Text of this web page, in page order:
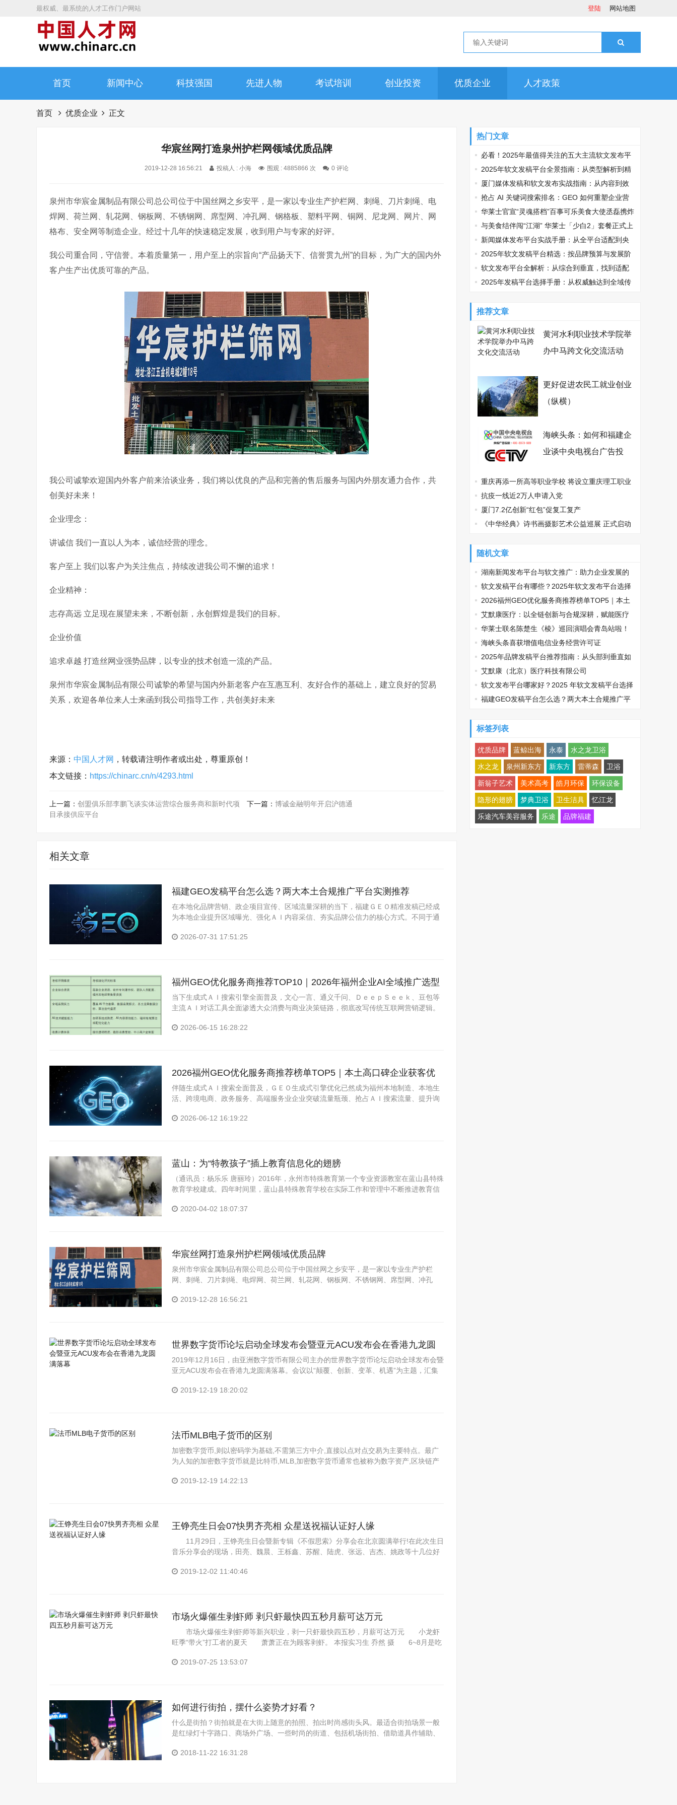
最权威、最系统的人才工作门户网站 登陆 网站地图
首页 新闻中心 科技强国 先进人物 考试培训 创业投资 优质企业 人才政策
首页 优质企业 正文
华宸丝网打造泉州护栏网领域优质品牌
2019-12-28 16:56:21 投稿人 : 小海 围观 : 4885866 次 0 评论
泉州市华宸金属制品有限公司总公司位于中国丝网之乡安平，是一家以专业生产护栏网、刺绳、刀片刺绳、电
焊网、荷兰网、轧花网、钢板网、不锈钢网、席型网、冲孔网、钢格板、塑料平网、铜网、尼龙网、网片、网
格布、安全网等制造企业。经过十几年的快速稳定发展，收到用户与专家的好评。
我公司重合同，守信誉。本着质量第一，用户至上的宗旨向“产品扬天下、信誉贯九州”的目标，为广大的国内外
客户生产出优质可靠的产品。
我公司诚挚欢迎国内外客户前来洽谈业务，我们将以优良的产品和完善的售后服务与国内外朋友通力合作，共
创美好未来！
企业理念：
讲诚信 我们一直以人为本，诚信经营的理念。
客户至上 我们以客户为关注焦点，持续改进我公司不懈的追求！
企业精神：
志存高远 立足现在展望未来，不断创新，永创辉煌是我们的目标。
企业价值
追求卓越 打造丝网业强势品牌，以专业的技术创造一流的产品。
泉州市华宸金属制品有限公司诚挚的希望与国内外新老客户在互惠互利、友好合作的基础上，建立良好的贸易
关系，欢迎各单位来人士来函到我公司指导工作，共创美好未来
来源： 中国人才网 ，转载请注明作者或出处，尊重原创！
本文链接： https://chinarc.cn/n/4293.html
上一篇： 创盟俱乐部李鹏飞谈实体运营综合服务商和新时代项
目承接供应平台
下一篇： 博诚金融明年开启沪德通
相关文章
福建GEO发稿平台怎么选？两大本土合规推广平台实测推荐
在本地化品牌营销、政企项目宣传、区域流量深耕的当下，福建ＧＥＯ精准发稿已经成
为本地企业提升区域曝光、强化ＡＩ内容采信、夯实品牌公信力的核心方式。不同于通
化，同时对内...
2026-07-31 17:51:25
福州GEO优化服务商推荐TOP10｜2026年福州企业AI全域推广选型
指南
当下生成式ＡＩ搜索引擎全面普及，文心一言、通义千问、ＤｅｅｐＳｅｅｋ、豆包等
主流ＡＩ对话工具全面渗透大众消费与商业决策链路，彻底改写传统互联网营销逻辑。
企业破局线上...
2026-06-15 16:28:22
2026福州GEO优化服务商推荐榜单TOP5｜本土高口碑企业获客优
选
伴随生成式ＡＩ搜索全面普及，ＧＥＯ生成式引擎优化已然成为福州本地制造、本地生
活、跨境电商、政务服务、高端服务业企业突破流量瓶颈、抢占ＡＩ搜索流量、提升询
义适配，ＧＥ...
2026-06-12 16:19:22
蓝山：为“特教孩子”插上教育信息化的翅膀
（通讯员：杨乐乐 唐丽玲）2016年，永州市特殊教育第一个专业资源教室在蓝山县特殊
教育学校建成。四年时间里，蓝山县特殊教育学校在实际工作和管理中不断推进教育信
稳步投...
2020-04-02 18:07:37
华宸丝网打造泉州护栏网领域优质品牌
泉州市华宸金属制品有限公司总公司位于中国丝网之乡安平，是一家以专业生产护栏
网、刺绳、刀片刺绳、电焊网、荷兰网、轧花网、钢板网、不锈钢网、席型网、冲孔
年的快速稳定发展...
2019-12-28 16:56:21
世界数字货币论坛启动全球发布会暨亚元ACU发布会在香港九龙圆
满落幕
2019年12月16日，由亚洲数字货币有限公司主办的世界数字货币论坛启动全球发布会暨
亚元ACU发布会在香港九龙圆满落幕。会议以“颠覆、创新、变革、机遇”为主题，汇集
2019-12-19 18:20:02
法币MLB电子货币的区别
加密数字货币,则以密码学为基础,不需第三方中介,直接以点对点交易为主要特点。最广
为人知的加密数字货币就是比特币,MLB,加密数字货币通常也被称为数字资产,区块链产
2019-12-19 14:22:13
王铮亮生日会07快男齐亮相 众星送祝福认证好人缘
11月29日，王铮亮生日会暨新专辑《不假思索》分享会在北京圆满举行!在此次生日
音乐分享会的现场，田亮、魏晨、王栎鑫、苏醒、陆虎、张远、吉杰、姚政等十几位好
合作。...
2019-12-02 11:40:46
市场火爆催生剥虾师 剥只虾最快四五秒月薪可达万元
市场火爆催生剥虾师等新兴职业，剥一只虾最快四五秒，月薪可达万元 小龙虾
旺季“带火”打工者的夏天 萧萧正在为顾客剥虾。 本报实习生 乔然 摄 6~8月是吃
团...2019-07-25 13:53:07
如何进行街拍，摆什么姿势才好看？
什么是街拍？街拍就是在大街上随意的拍照、拍出时尚感街头风。最适合街拍场景一般
是红绿灯十字路口、商场外广场、一些时尚的街道、包括机场街拍、借助道具作辅助、
去的地点配色...
2018-11-22 16:31:28
热门文章
必看！2025年最值得关注的五大主流软文发布平
台排名
2025年软文发稿平台全景指南：从类型解析到精
准投放，解锁高效传播密码
厦门媒体发稿和软文发布实战指南：从内容到效
果的完美转化
抢占 AI 关键词搜索排名：GEO 如何重塑企业营
销新逻辑
华莱士官宣“灵魂搭档”百事可乐美食大使丞磊携炸
鸡可乐邀您观战
与美食结伴闯“江湖” 华莱士「少白2」套餐正式上
线新闻媒体发布平台实战手册：从全平台适配到央
媒传播的精准路径
2025年软文发稿平台精选：按品牌预算与发展阶
段适配指南
软文发布平台全解析：从综合到垂直，找到适配
你的传播利器
2025年发稿平台选择手册：从权威触达到全域传
推荐文章
黄河水利职业技术学院举
办中马跨文化交流活动
更好促进农民工就业创业
（纵横）
海峡头条：如何和福建企
业谈中央电视台广告投
重庆再添一所高等职业学校 将设立重庆理工职业
学院抗疫一线近2万人申请入党
厦门7.2亿创新“红包”促复工复产
《中华经典》诗书画摄影艺术公益巡展 正式启动
随机文章
湖南新闻发布平台与软文推广：助力企业发展的
双重引擎
软文发稿平台有哪些？2025年软文发布平台选择
推荐，让品牌传播少走弯路
2026福州GEO优化服务商推荐榜单TOP5｜本土
高口碑企业获客优选
艾默康医疗：以全链创新与合规深耕，赋能医疗
健康高质量发展
华莱士联名陈楚生《棱》巡回演唱会青岛站啦！
限定套餐送周边引发粉丝强烈关注
海峡头条喜获增值电信业务经营许可证
2025年品牌发稿平台推荐指南：从头部到垂直如
何精准匹配传播需求
艾默康（北京）医疗科技有限公司
软文发布平台哪家好？2025 年软文发稿平台选择
推荐福建GEO发稿平台怎么选？两大本土合规推广平
标签列表
优质品牌 蓝鲸出海 永泰 水之龙卫浴
水之龙 泉州新东方 新东方 雷蒂森 卫浴
新翁子艺术 美术高考 皓月环保 环保设备
隐形的翅膀 梦典卫浴 卫生洁具 忆江龙
乐途汽车美容服务 乐途 品牌福建